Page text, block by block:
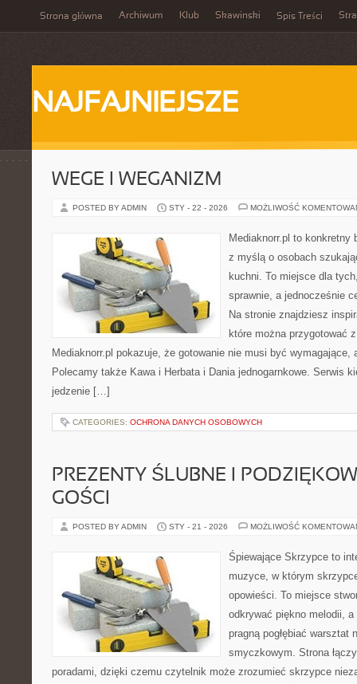
Strona główna Archiwum Klub Skawinski Spis Treści
NAJFAJNIEJSZE
WEGE I WEGANIZM
POSTED BY ADMIN STY - 22 - 2026 MOŻLIWOŚĆ
Mediaknorr.pl to konkretny
z myślą o osobach
kuchni. To miejsce dla
sprawnie, a jednocześnie
Na stronie znajdziesz
które można przygotować
Mediaknorr.pl pokazuje, że gotowanie nie musi być wymagające,
Polecamy także Kawa i Herbata i Dania jednogarnkowe. Serwis
jedzenie […]
CATEGORIES: OCHRONA DANYCH OSOBOWYCH
PREZENTY ŚLUBNE I
GOŚCI
POSTED BY ADMIN STY - 21 - 2026 MOŻLIWOŚĆ
Śpiewające Skrzypce to
muzyce, w którym
opowieści. To miejsce
odkrywać piękno melodii,
pragną pogłębiać warsztat
smyczkowym. Strona
poradami, dzięki czemu czytelnik może zrozumieć skrzypce